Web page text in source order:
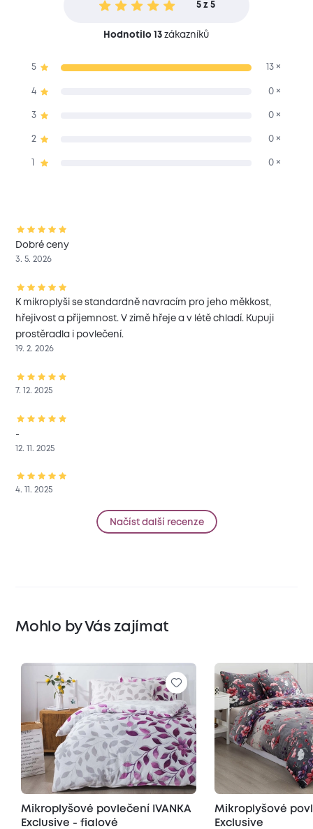
5 z 5
Hodnotilo 13 zákazníků
5 13 ×
4 0 ×
3 0 ×
2 0 ×
0 ×
Dobré ceny
3. 5. 2026
K mikroplyši se standardně navracím pro jeho měkkost,
hřejivost a příjemnost. V zimě hřeje a v létě chladí. Kupuji
prostěradla i povlečení.
19. 2. 2026
7. 12. 2025
-
12. 11. 2025
4. 11. 2025
Načíst další recenze
Mohlo by Vás zajímat
Mikroplyšové povlečení IVANKA
Exclusive - fialové
Mikroplyšové
Exclusive